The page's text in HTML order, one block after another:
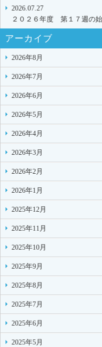
2026.07.27
２０２６年度 第１７週の
アーカイブ
2026年8月
2026年7月
2026年6月
2026年5月
2026年4月
2026年3月
2026年2月
2026年1月
2025年12月
2025年11月
2025年10月
2025年9月
2025年8月
2025年7月
2025年6月
2025年5月